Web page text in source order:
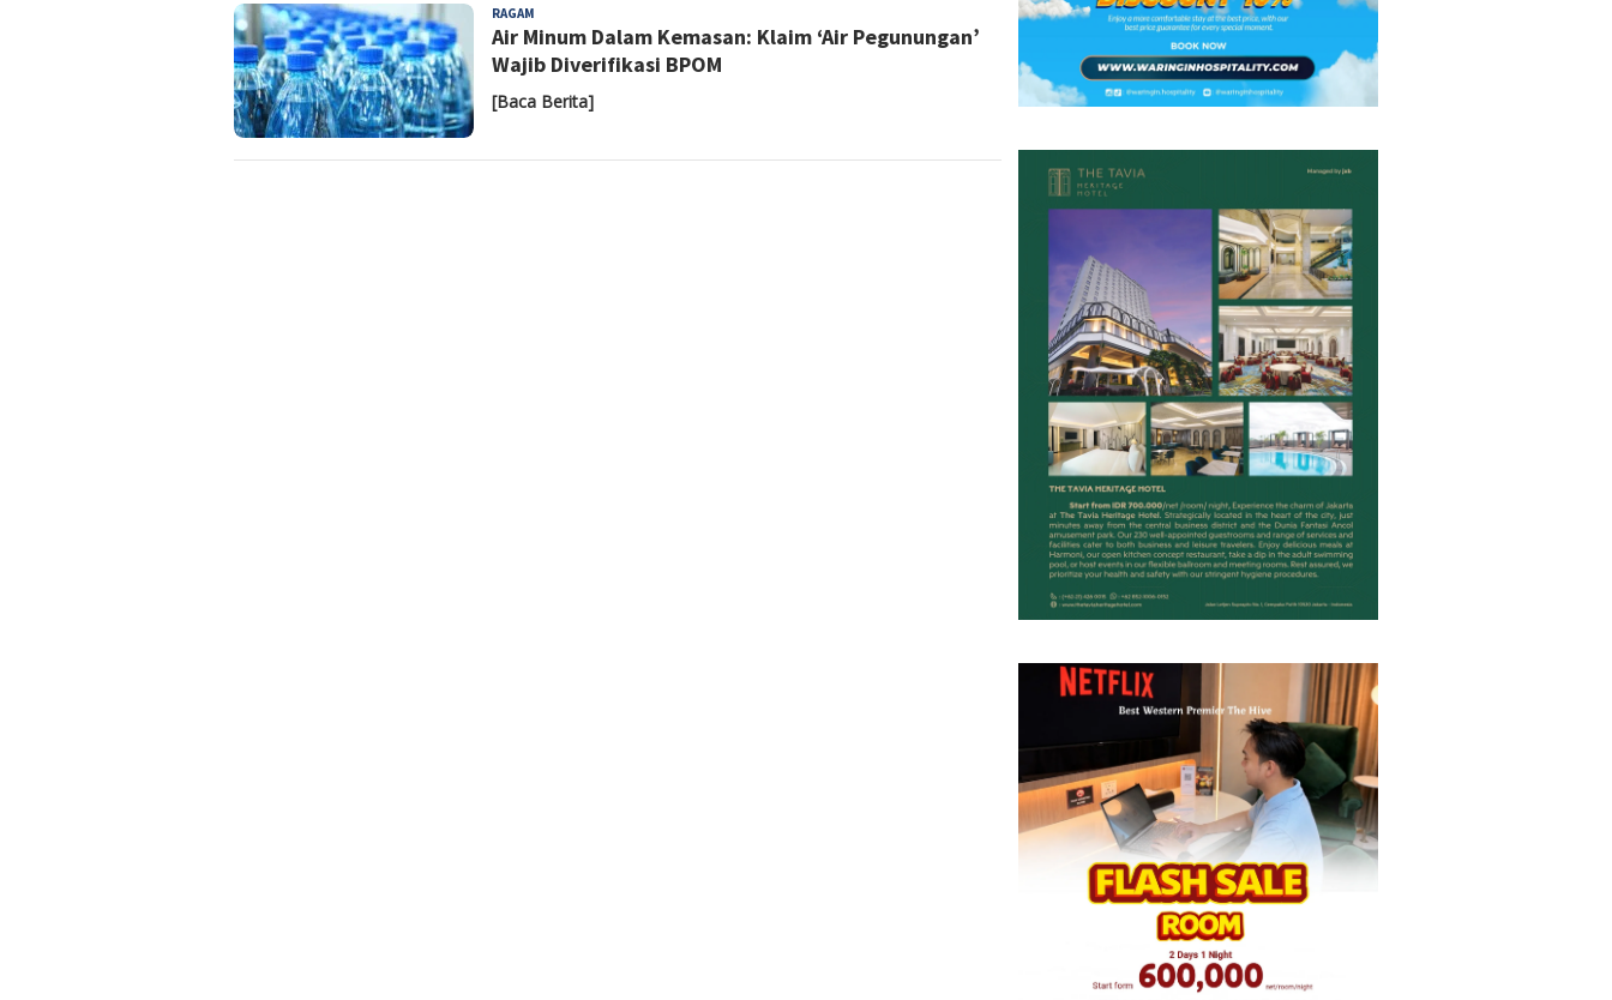
RAGAM
Noviyanti
Air Minum Dalam Kemasan: Klaim ‘Air Pegunungan’
Wajib Diverifikasi BPOM
[Baca Berita]